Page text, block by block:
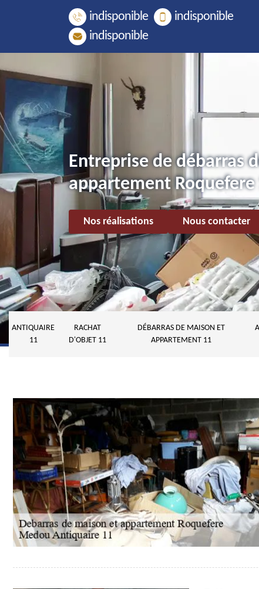
indisponible
indisponible
indisponible
Entreprise de débarras
appartement Roquefere
Nos réalisations Nous contacter
ANTIQUAIRE
11
RACHAT
D'OBJET 11
DÉBARRAS DE MAISON ET
APPARTEMENT 11